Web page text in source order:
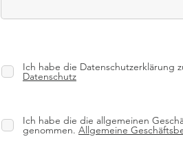
Ich habe die Datenschutzerklärung
Datenschutz
Ich habe die die allgemeinen
genommen. Allgemeine